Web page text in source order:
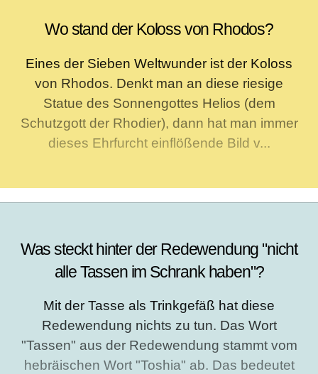
Wo stand der Koloss von Rhodos?
Eines der Sieben Weltwunder ist der Koloss
von Rhodos. Denkt man an diese riesige
Statue des Sonnengottes Helios (dem
Schutzgott der Rhodier), dann hat man immer
dieses Ehrfurcht einflößende Bild v...
Was steckt hinter der Redewendung "nicht
alle Tassen im Schrank haben"?
Mit der Tasse als Trinkgefäß hat diese
Redewendung nichts zu tun. Das Wort
"Tassen" aus der Redewendung stammt vom
hebräischen Wort "Toshia" ab. Das bedeutet